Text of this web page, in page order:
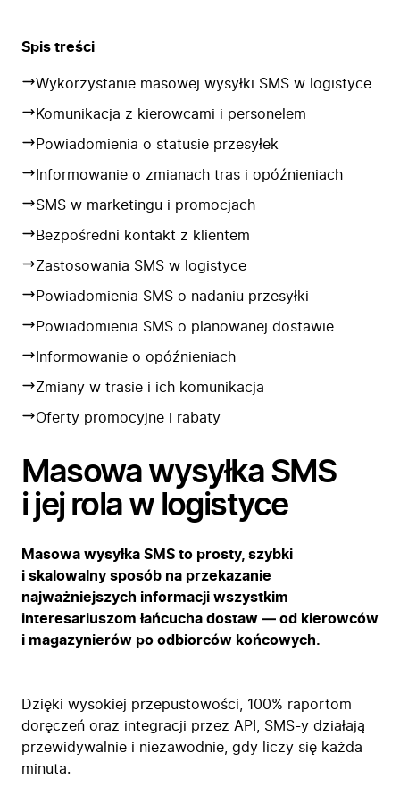
Spis treści
Wykorzystanie masowej wysyłki SMS w logistyce
Komunikacja z kierowcami i personelem
Powiadomienia o statusie przesyłek
Informowanie o zmianach tras i opóźnieniach
SMS w marketingu i promocjach
Bezpośredni kontakt z klientem
Zastosowania SMS w logistyce
Powiadomienia SMS o nadaniu przesyłki
Powiadomienia SMS o planowanej dostawie
Informowanie o opóźnieniach
Zmiany w trasie i ich komunikacja
Oferty promocyjne i rabaty
Masowa wysyłka SMS
i jej rola w logistyce
Masowa wysyłka SMS to prosty, szybki
i skalowalny sposób na przekazanie
najważniejszych informacji wszystkim
interesariuszom łańcucha dostaw — od kierowców
i magazynierów po odbiorców końcowych.
Dzięki wysokiej przepustowości, 100% raportom
doręczeń oraz integracji przez API, SMS-y działają
przewidywalnie i niezawodnie, gdy liczy się każda
minuta.